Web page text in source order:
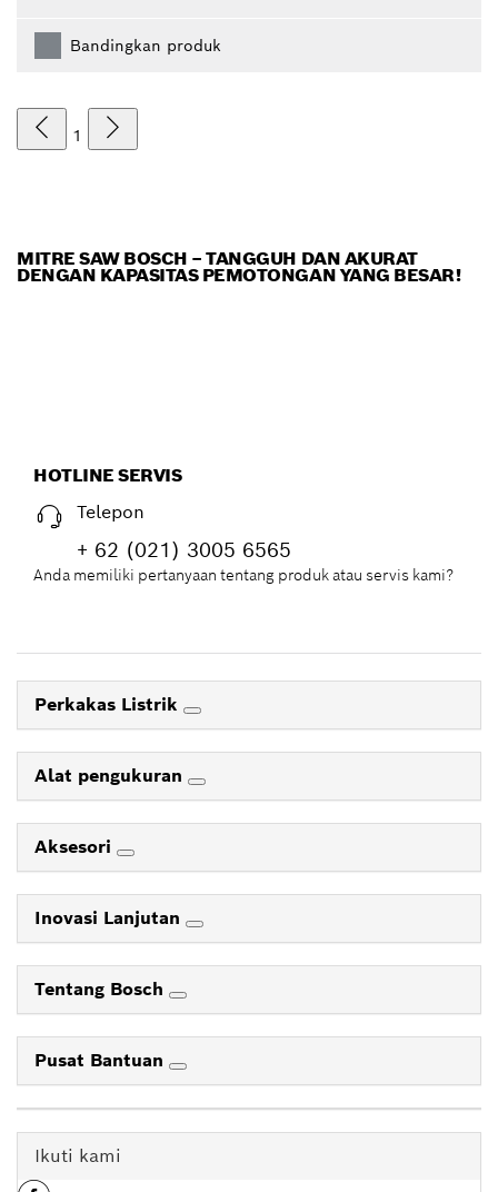
Bandingkan produk
1
MITRE SAW BOSCH – TANGGUH DAN AKURAT
DENGAN KAPASITAS PEMOTONGAN YANG BESAR!
HOTLINE SERVIS
Telepon
+ 62 (021) 3005 6565
Anda memiliki pertanyaan tentang produk atau servis kami?
Perkakas Listrik
Alat pengukuran
Aksesori
Inovasi Lanjutan
Tentang Bosch
Pusat Bantuan
Ikuti kami